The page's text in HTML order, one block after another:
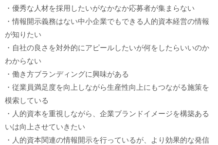
・優秀な人材を採用したいがなかなか応募者が集まらない
・情報開示義務はない中小企業でもできる人的資本経営の情報
が知りたい
・自社の良さを対外的にアピールしたいが何をしたらいいのか
わからない
・働き方ブランディングに興味がある
・従業員満足度を向上しながら生産性向上にもつながる施策を
模索している
・人的資本を重視しながら、企業ブランドイメージを構築ある
いは向上させていきたい
・人的資本関連の情報開示を行っているが、より効果的な発信